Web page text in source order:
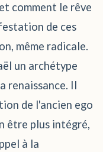
comment le rêve
de ces
même radicale.
un archétype
renaissance. Il
de l'ancien ego
être plus intégré,
à la